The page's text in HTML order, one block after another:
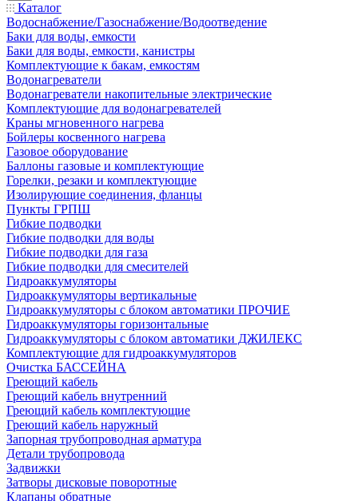
Каталог
Водоснабжение/Газоснабжение/Водоотведение
Баки для воды, емкости
Баки для воды, емкости, канистры
Комплектующие к бакам, емкостям
Водонагреватели
Водонагреватели накопительные электрические
Комплектующие для водонагревателей
Краны мгновенного нагрева
Бойлеры косвенного нагрева
Газовое оборудование
Баллоны газовые и комплектующие
Горелки, резаки и комплектующие
Изолирующие соединения, фланцы
Пункты ГРПШ
Гибкие подводки
Гибкие подводки для воды
Гибкие подводки для газа
Гибкие подводки для смесителей
Гидроаккумуляторы
Гидроаккумуляторы вертикальные
Гидроаккумуляторы с блоком автоматики ПРОЧИЕ
Гидроаккумуляторы горизонтальные
Гидроаккумуляторы с блоком автоматики ДЖИЛЕКС
Комплектующие для гидроаккумуляторов
Очистка БАССЕЙНА
Греющий кабель
Греющий кабель внутренний
Греющий кабель комплектующие
Греющий кабель наружный
Запорная трубопроводная арматура
Детали трубопровода
Задвижки
Затворы дисковые поворотные
Клапаны обратные